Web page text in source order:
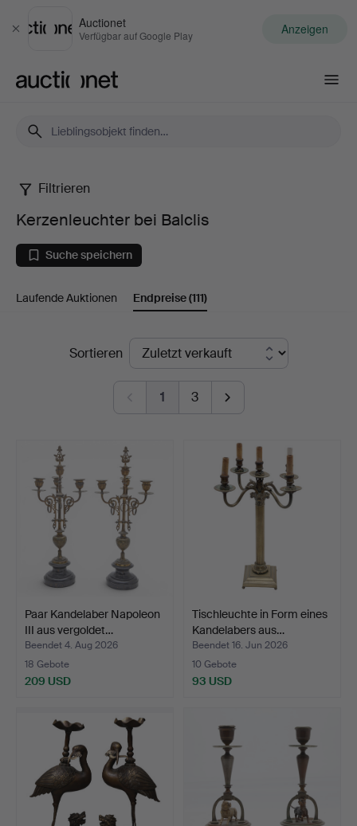
Schließen
Auctionet
Verfügbar auf Google Play Anzeigen
Kerzenleuchter
bei
Balclis
Filtrieren
Kerzenleuchter bei Balclis
Suche speichern
Laufende Auktionen Endpreise(111)
EndpreiseSortieren
1 3
Paar Kandelaber Napoleon
III aus vergoldet…
Beendet 4. Aug 2026
18 Gebote
209 USD
Tischleuchte in Form eines
Kandelabers aus…
Beendet 16. Jun 2026
10 Gebote
93 USD